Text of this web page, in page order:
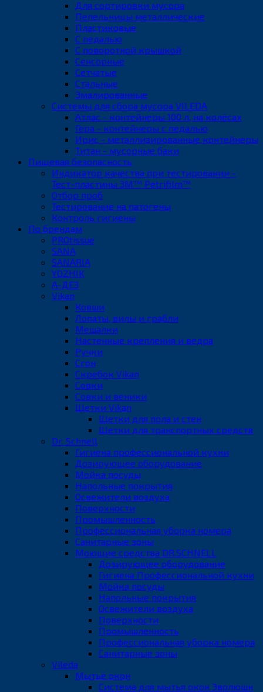
Для сортировки мусора
Пепельницы металлические
Пластиковые
С педалью
С поворотной крышкой
Сенсорные
Сетчатые
Стальные
Эмалированные
Системы для сбора мусора VILEDA
Атлас - контейнеры 100 л, на колёсах
Гера - контейнеры с педалью
Ирис - металлизированные контейнеры
Титан - мусорные баки
Пищевая безопасность
Индикатор качества при тестировании -
Тест-пластины 3M™ Petrifilm™
Отбор проб
Тестирование на патогены
Контроль гигиены
По брендам
PROtissue
SANA
SANARIA
YOZHIK
А-ДЕЗ
Vikan
Ковши
Лопаты, вилы и грабли
Мешалки
Настенные крепления и ведра
Ручки
Сгон
Скребок Vikan
Совки
Совки и веники
Щетки Vikan
Щетки для пола и стен
Щетки для транспортных средств
Dr. Schnell
Гигиена профессиональной кухни
Дозирующее оборудование
Мойка посуды
Напольные покрытия
Освежители воздуха
Поверхности
Промышленность
Профессиональная уборка номера
Санитарные зоны
Моющие средства DR.SCHNELL
Дозирующее оборудование
Гигиена Профессиональной кухни
Мойка посуды
Напольные покрытия
Освежители воздуха
Поверхности
Промышленность
Профессиональная уборка номера
Санитарные зоны
Vileda
Мытьё окон
Система для мытья окон Эволюшн